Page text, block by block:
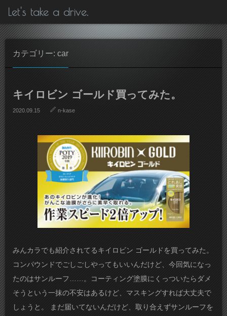
Let's take a drive.
カテゴリー: car
キイロビン ゴールド買ってみた。
2020.09.15 n-kase
みんカラでも紹介されてるキイロビン ゴールドを買ってみた。
コンパウンドでごしごしやってもいいんだけど、今回気になっ
たのはサンルーフ……。コーティング塗膜にくっついたらダメ
そうという一抹の不安はあるけど、マスキングすれば大丈夫で
しょうと。 まだ届いてないんだけど、取り合えずサンルーフを